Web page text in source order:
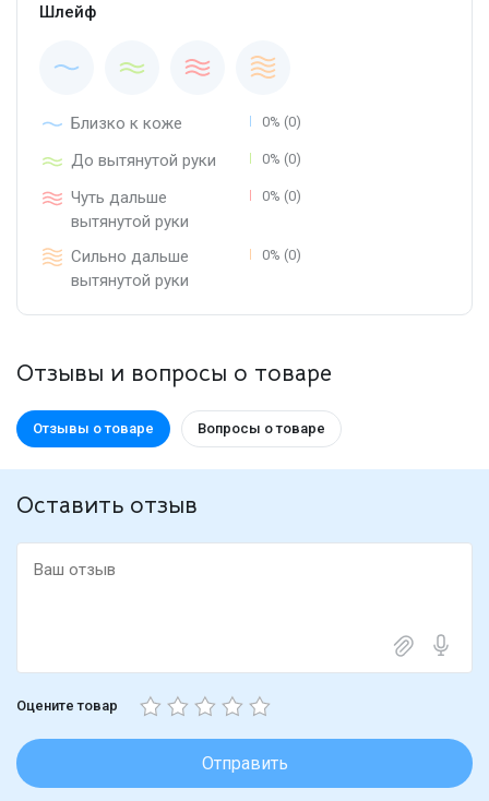
Шлейф
Близко к коже 0% (0)
До вытянутой руки 0% (0)
Чуть дальше
вытянутой руки
0% (0)
Сильно дальше
вытянутой руки
0% (0)
Отзывы и вопросы о товаре
Отзывы о товаре Вопросы о товаре
Оставить отзыв
Оцените товар
Отправить